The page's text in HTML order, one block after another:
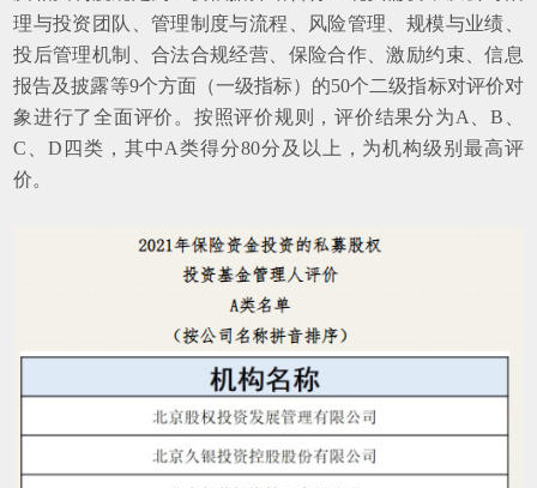
理与投资团队、管理制度与流程、风险管理、规模与业绩、
投后管理机制、合法合规经营、保险合作、激励约束、信息
报告及披露等9个方面（一级指标）的50个二级指标对评价对
象进行了全面评价。按照评价规则，评价结果分为A、B、
C、D四类，其中A类得分80分及以上，为机构级别最高评
价。